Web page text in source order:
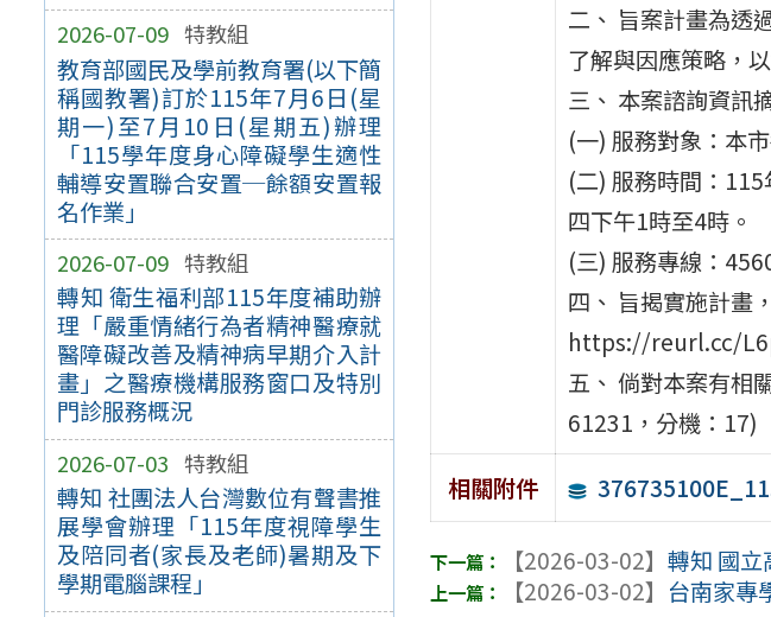
2026-07-09 特教組
教育部國民及學前教育署(以下簡
稱國教署)訂於115年7月6日(星
期一)至7月10日(星期五)辦理
「115學年度身心障礙學生適性
輔導安置聯合安置─餘額安置報
名作業」
2026-07-09 特教組
轉知 衛生福利部115年度補助辦
理「嚴重情緒行為者精神醫療就
醫障礙改善及精神病早期介入計
畫」之醫療機構服務窗口及特別
門診服務概況
2026-07-03 特教組
轉知 社團法人台灣數位有聲書推
展學會辦理「115年度視障學生
及陪同者(家長及老師)暑期及下
學期電腦課程」
二、 旨案計畫為透
了解與因應策略，
三、 本案諮詢資訊
(一) 服務對象：本
(二) 服務時間：
四下午1時至4時。
(三) 服務專線：
四、 旨揭實施計畫
https://reurl.cc/
五、 倘對本案有相
61231，分機：17)
相關附件
【2026-03-02】轉知 國
【2026-03-02】 台南家專